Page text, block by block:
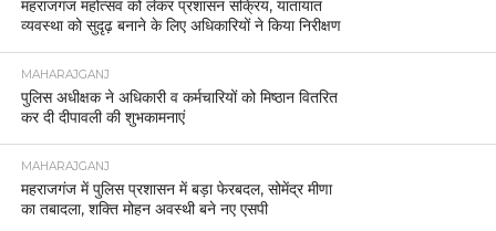
MAHARAJGANJ
महराजगंज महोत्सव को लेकर प्रशासन सक्रिय, यातायात
व्यवस्था को सुदृढ़ बनाने के लिए अधिकारियों ने किया निरीक्षण
MAHARAJGANJ
पुलिस अधीक्षक ने अधिकारी व कर्मचारियों को मिष्ठान वितरित
कर दी दीपावली की शुभकामनाएं
MAHARAJGANJ
महराजगंज में पुलिस प्रशासन में बड़ा फेरबदल, सोमेंद्र मीणा